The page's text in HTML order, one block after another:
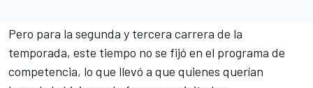
Pero para la segunda y tercera carrera de la
temporada, este tiempo no se fijó en el programa de
competencia, lo que llevó a que quienes querían